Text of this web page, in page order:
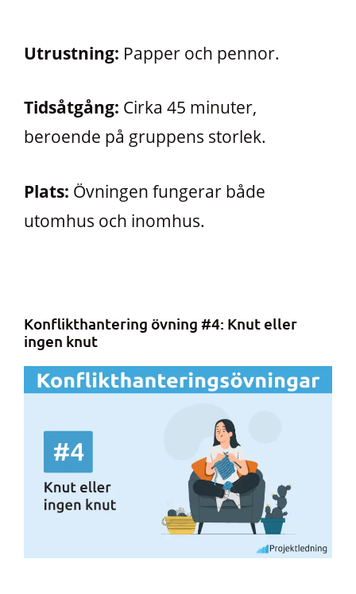
Utrustning: Papper och pennor.
Tidsåtgång: Cirka 45 minuter,
beroende på gruppens storlek.
Plats: Övningen fungerar både
utomhus och inomhus.
Konflikthantering övning #4: Knut eller
ingen knut